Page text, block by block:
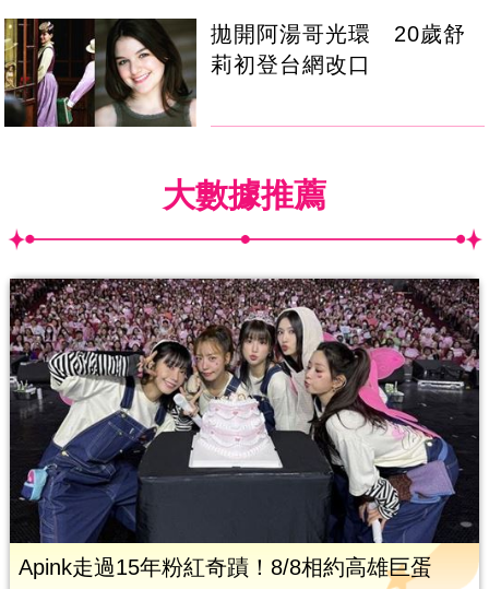
拋開阿湯哥光環 20歲舒
莉初登台網改口
大數據推薦
Apink走過15年粉紅奇蹟！8/8相約高雄巨蛋